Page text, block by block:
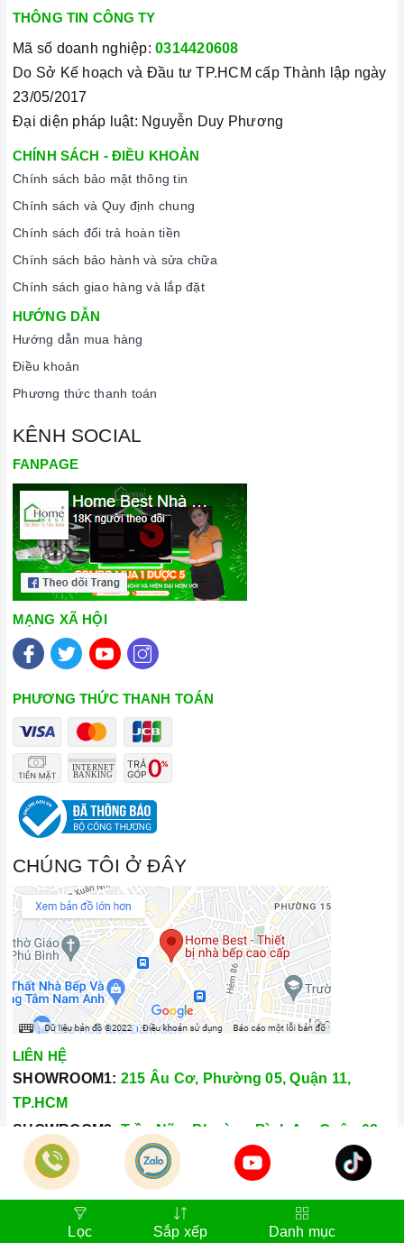
Lọc Sắp xếp Danh mục
THÔNG TIN CÔNG TY
Mã số doanh nghiệp: 0314420608
Do Sở Kế hoạch và Đầu tư TP.HCM cấp Thành lập ngày
23/05/2017
Đại diện pháp luật: Nguyễn Duy Phương
CHÍNH SÁCH - ĐIỀU KHOẢN
Chính sách bảo mật thông tin
Chính sách và Quy định chung
Chính sách đổi trả hoàn tiền
Chính sách bảo hành và sửa chữa
Chính sách giao hàng và lắp đặt
HƯỚNG DẪN
Hướng dẫn mua hàng
Điều khoản
Phương thức thanh toán
KÊNH SOCIAL
FANPAGE
MẠNG XÃ HỘI
PHƯƠNG THỨC THANH TOÁN
CHÚNG TÔI Ở ĐÂY
LIÊN HỆ
SHOWROOM1: 215 Âu Cơ, Phường 05, Quận 11,
TP.HCM
SHOWROOM2:
Trần Não, Phường Bình An, Quận 02,
TP.HCM
Hotline:
028.66.79.8989
Khiếu nại: